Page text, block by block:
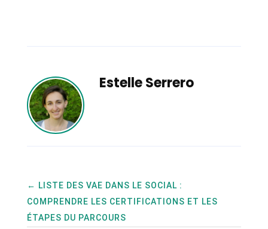
Estelle Serrero
← LISTE DES VAE DANS LE SOCIAL :
COMPRENDRE LES CERTIFICATIONS ET LES
ÉTAPES DU PARCOURS